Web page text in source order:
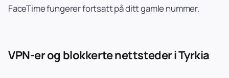
FaceTime fungerer fortsatt på ditt gamle nummer.
VPN-er og blokkerte nettsteder i Tyrkia